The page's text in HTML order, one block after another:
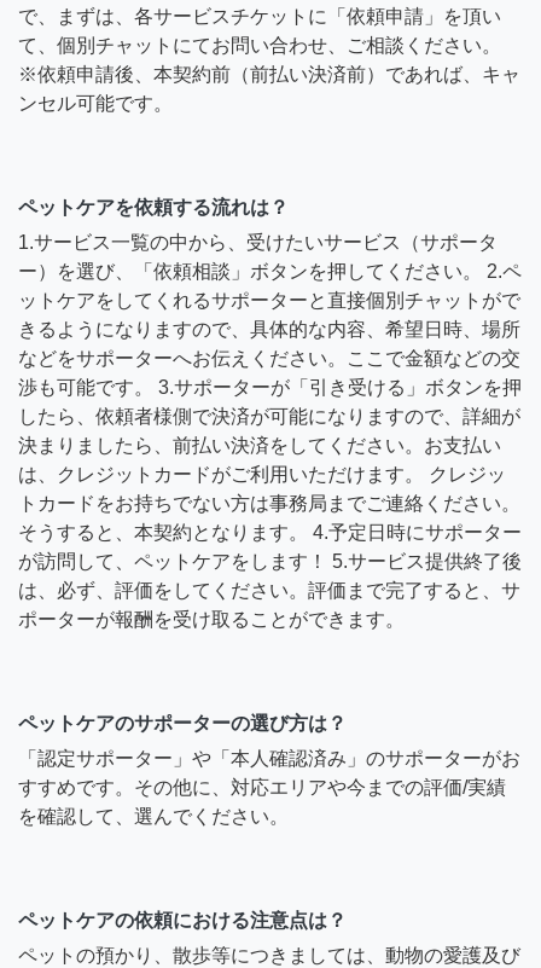
で、まずは、各サービスチケットに「依頼申請」を頂い
て、個別チャットにてお問い合わせ、ご相談ください。
※依頼申請後、本契約前（前払い決済前）であれば、キャ
ンセル可能です。
ペットケアを依頼する流れは？
1.サービス一覧の中から、受けたいサービス（サポータ
ー）を選び、「依頼相談」ボタンを押してください。 2.ペ
ットケアをしてくれるサポーターと直接個別チャットがで
きるようになりますので、具体的な内容、希望日時、場所
などをサポーターへお伝えください。ここで金額などの交
渉も可能です。 3.サポーターが「引き受ける」ボタンを押
したら、依頼者様側で決済が可能になりますので、詳細が
決まりましたら、前払い決済をしてください。お支払い
は、クレジットカードがご利用いただけます。 クレジッ
トカードをお持ちでない方は事務局までご連絡ください。
そうすると、本契約となります。 4.予定日時にサポーター
が訪問して、ペットケアをします！ 5.サービス提供終了後
は、必ず、評価をしてください。評価まで完了すると、サ
ポーターが報酬を受け取ることができます。
ペットケアのサポーターの選び方は？
「認定サポーター」や「本人確認済み」のサポーターがお
すすめです。その他に、対応エリアや今までの評価/実績
を確認して、選んでください。
ペットケアの依頼における注意点は？
ペットの預かり、散歩等につきましては、動物の愛護及び